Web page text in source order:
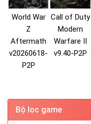
World War
Z
Aftermath
v20260618-
P2P
Call of Duty
Modern
Warfare II
v9.40-P2P
Bộ lọc game